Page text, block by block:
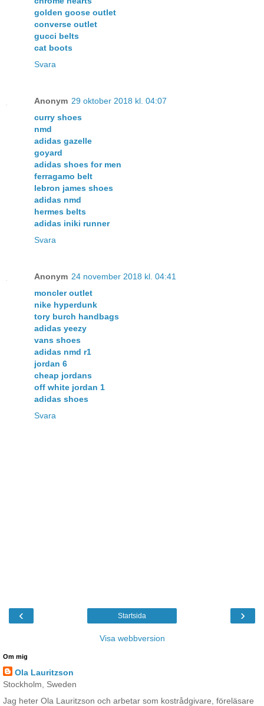
golden goose outlet
converse outlet
gucci belts
cat boots
Svara
Anonym 29 oktober 2018 kl. 04:07
curry shoes
nmd
adidas gazelle
goyard
adidas shoes for men
ferragamo belt
lebron james shoes
adidas nmd
hermes belts
adidas iniki runner
Svara
Anonym 24 november 2018 kl. 04:41
moncler outlet
nike hyperdunk
tory burch handbags
adidas yeezy
vans shoes
adidas nmd r1
jordan 6
cheap jordans
off white jordan 1
adidas shoes
Svara
‹ ›
Startsida
Visa webbversion
Om mig
Ola Lauritzson
Stockholm, Sweden
Jag heter Ola Lauritzson och arbetar som kostrådgivare, föreläsare